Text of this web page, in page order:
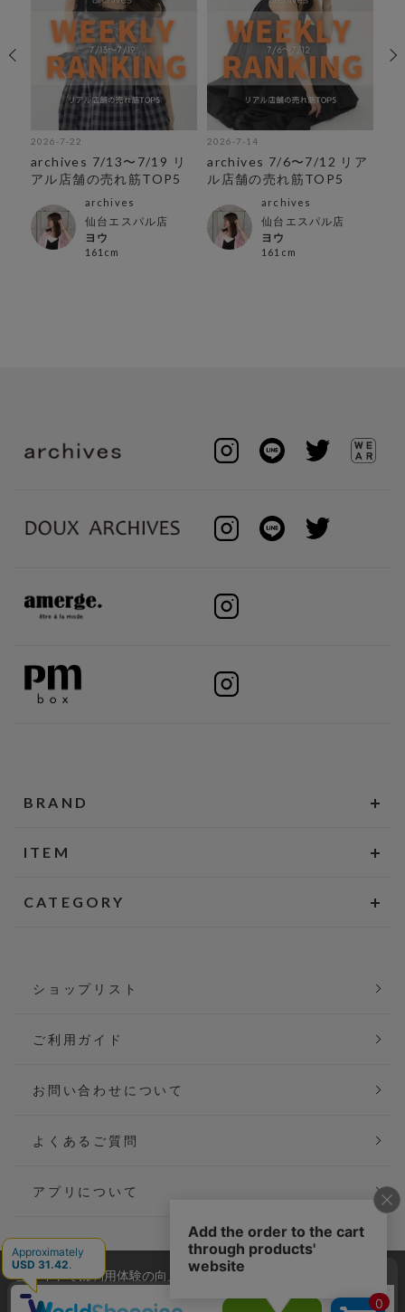
2026-7-22
archives 7/13〜7/19 リ
アル店舗の売れ筋TOP5
archives
仙台エスパル店
ヨウ
161cm
2026-7-14
archives 7/6〜7/12 リア
ル店舗の売れ筋TOP5
archives
仙台エスパル店
ヨウ
161cm
BRAND
ITEM
CATEGORY
ショップリスト
ご利用ガイド
お問い合わせについて
よくあるご質問
アプリについて
会社概要
当サイトでは利用体験の向上およびコンテンツの最適な提供、ト
ラフィックの分析を目的としてCookieを使用しています。